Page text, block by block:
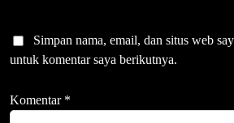
Simpan nama, email, dan situs web
untuk komentar saya berikutnya.
Komentar *